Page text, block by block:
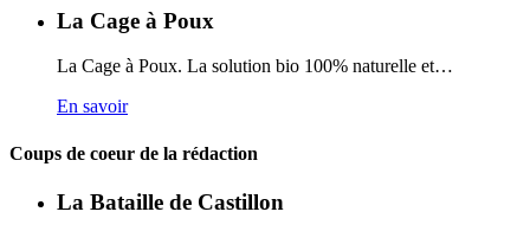
La Cage à Poux
La Cage à Poux. La solution bio 100% naturelle et…
En savoir
Coups de coeur de la rédaction
La Bataille de Castillon